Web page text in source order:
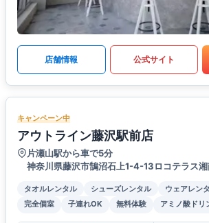
店舗情報 公式サイト
キャンペーン中
アウトライン藤沢駅前店
片瀬山駅から車で5分
神奈川県藤沢市鵠沼石上1-4-13ロコテラス
タオルレンタル シューズレンタル ウェアレン
完全個室
子連れOK 無料体験 アミノ酸ドリ